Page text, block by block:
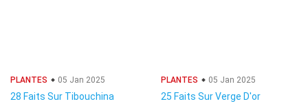
PLANTES 05 Jan 2025
28 Faits Sur Tibouchina
PLANTES 05 Jan 2025
25 Faits Sur Verge D'or